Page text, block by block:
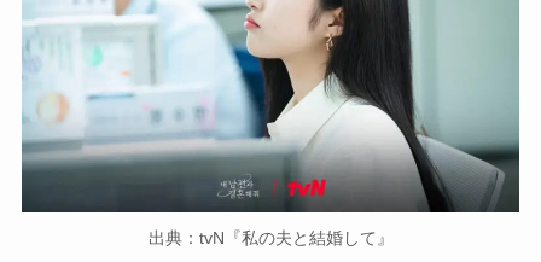
出典：tvN『私の夫と結婚して』